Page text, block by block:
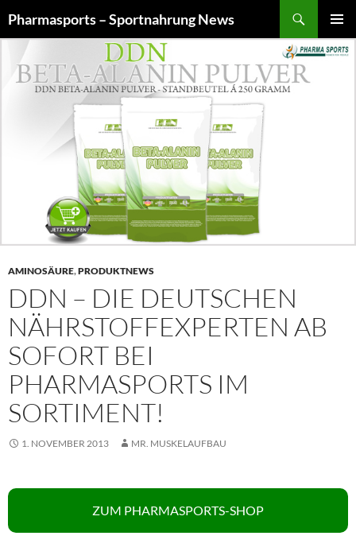
Inhalt
springen
Pharmasports – Sportnahrung News
MENÜ
AMINOSÄURE,PRODUKTNEWS
DDN – DIE DEUTSCHEN
NÄHRSTOFFEXPERTEN AB
SOFORT BEI
PHARMASPORTS IM
SORTIMENT!
1. NOVEMBER 2013 MR. MUSKELAUFBAU
ZUM PHARMASPORTS-SHOP